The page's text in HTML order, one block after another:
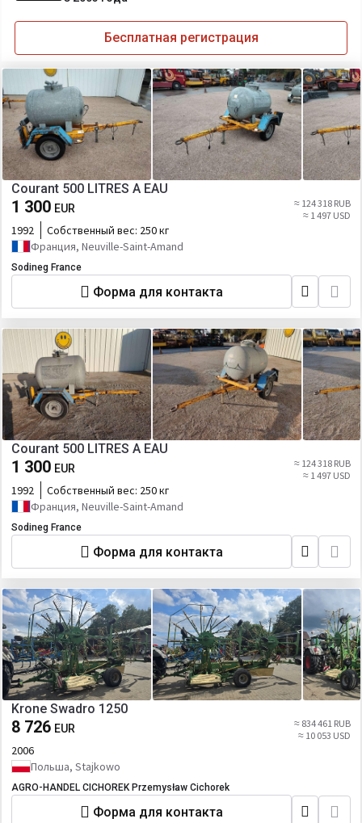
Бесплатная регистрация
Courant 500 LITRES A EAU
1 300 EUR
≈ 124 318 RUB
≈ 1 497 USD
1992 Собственный вес: 250 кг
Франция, Neuville-Saint-Amand
Sodineg France
Форма для контакта
Courant 500 LITRES A EAU
1 300 EUR
≈ 124 318 RUB
≈ 1 497 USD
1992 Собственный вес: 250 кг
Франция, Neuville-Saint-Amand
Sodineg France
Форма для контакта
Krone Swadro 1250
8 726 EUR
≈ 834 461 RUB
≈ 10 053 USD
2006
Польша, Stajkowo
AGRO-HANDEL CICHOREK Przemysław Cichorek
Форма для контакта